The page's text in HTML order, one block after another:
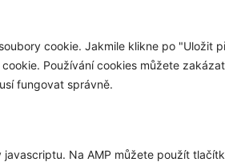
cookie. Jakmile klikne po "Uložit
Používání cookies můžete
fungovat správně.
Na AMP můžete použít